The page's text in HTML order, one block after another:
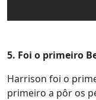
5. Foi o primeiro
Harrison foi o
primeiro a pôr os